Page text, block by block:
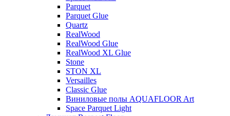
Parquet
Parquet Glue
Quartz
RealWood
RealWood Glue
RealWood XL Glue
Stone
STON XL
Versailles
Classic Glue
Виниловые полы AQUAFLOOR Art
Space Parquet Light